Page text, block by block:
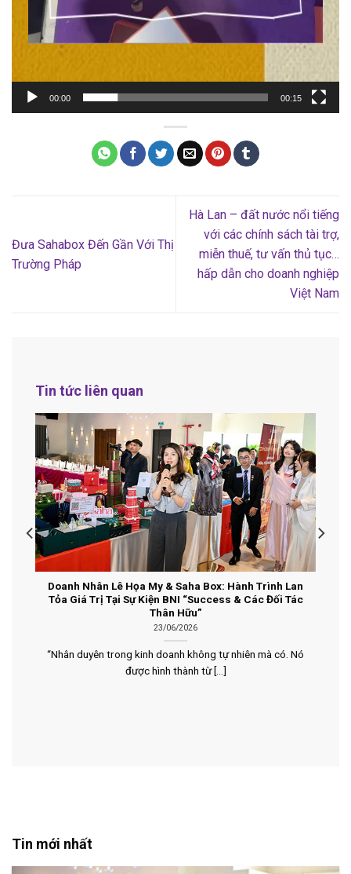
00:00 00:15
Đưa Sahabox Đến Gần Với Thị
Trường Pháp
Hà Lan – đất nước nổi tiếng
với các chính sách tài trợ,
miễn thuế, tư vấn thủ tục…
hấp dẫn cho doanh nghiệp
Việt Nam
Tin tức liên quan
Doanh Nhân Lê Họa My & Saha Box: Hành Trình Lan
Tỏa Giá Trị Tại Sự Kiện BNI “Success & Các Đối Tác
Thân Hữu”
23/06/2026
“Nhân duyên trong kinh doanh không tự nhiên mà có. Nó
được hình thành từ [...]
Tin mới nhất